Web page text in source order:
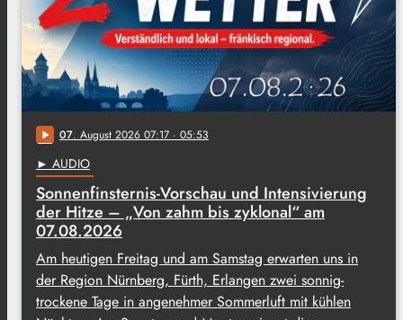
play_arrow 07. August 2026 07:17 · 05:53
► AUDIO
Sonnenfinsternis-Vorschau und Intensivierung
der Hitze – „Von zahm bis zyklonal“ am
07.08.2026
Am heutigen Freitag und am Samstag erwarten uns in
der Region Nürnberg, Fürth, Erlangen zwei sonnig-
trockene Tage in angenehmer Sommerluft mit kühlen